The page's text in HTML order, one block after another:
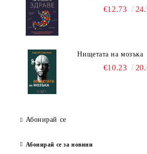
€12.73
Нищетата на мозъка
€10.23
Абонирай се
Абонирай се за новини